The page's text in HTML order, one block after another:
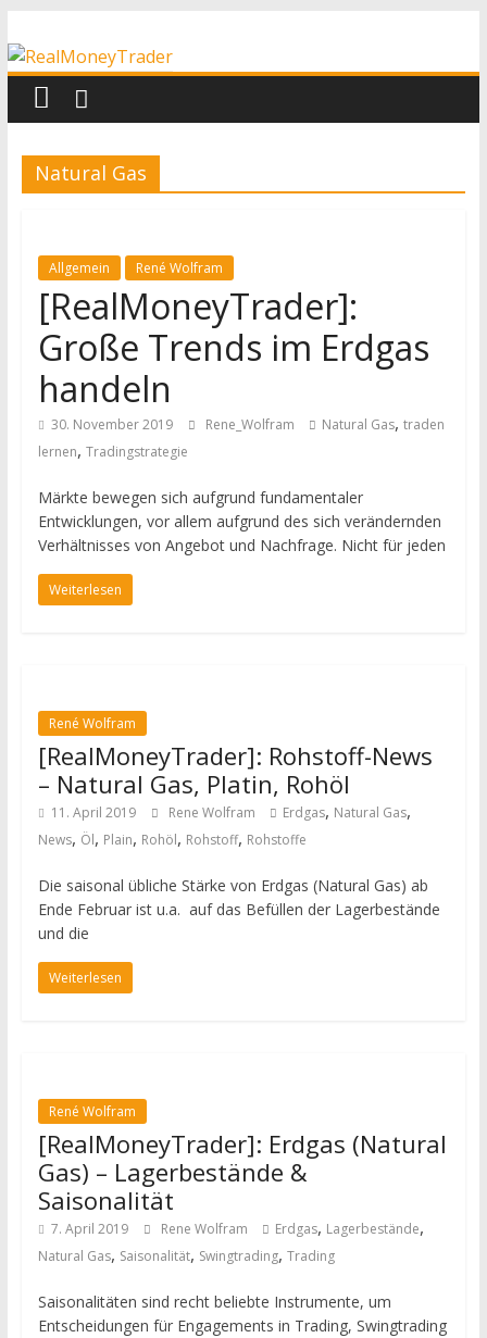
Inhalt
springen
RealMoneyTrader
Echtgeld-
Trading
Natural Gas
Allgemein René Wolfram
[RealMoneyTrader]:
Große Trends im Erdgas
handeln
30. November 2019 Rene_Wolfram Natural Gas, traden
lernen, Tradingstrategie
Märkte bewegen sich aufgrund fundamentaler
Entwicklungen, vor allem aufgrund des sich verändernden
Verhältnisses von Angebot und Nachfrage. Nicht für jeden
Weiterlesen
René Wolfram
[RealMoneyTrader]: Rohstoff-News
– Natural Gas, Platin, Rohöl
11. April 2019 Rene Wolfram Erdgas, Natural Gas,
News, Öl, Plain, Rohöl, Rohstoff, Rohstoffe
Die saisonal übliche Stärke von Erdgas (Natural Gas) ab
Ende Februar ist u.a. auf das Befüllen der Lagerbestände
und die
Weiterlesen
René Wolfram
[RealMoneyTrader]: Erdgas (Natural
Gas) – Lagerbestände &
Saisonalität
7. April 2019 Rene Wolfram Erdgas, Lagerbestände,
Natural Gas, Saisonalität, Swingtrading, Trading
Saisonalitäten sind recht beliebte Instrumente, um
Entscheidungen für Engagements in Trading, Swingtrading